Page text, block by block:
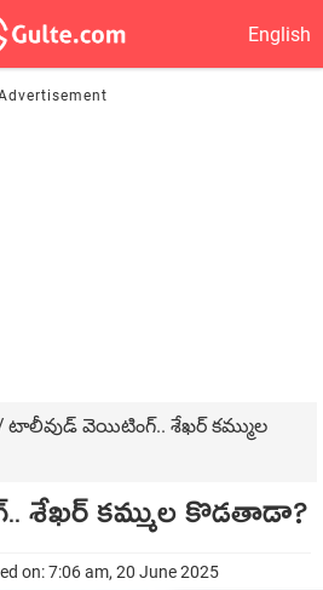
English
టాలీవుడ్ వెయిటింగ్.. శేఖర్ కమ్ముల
శేఖర్ కమ్ముల కొడతాడా?
on: 7:06 am, 20 June 2025